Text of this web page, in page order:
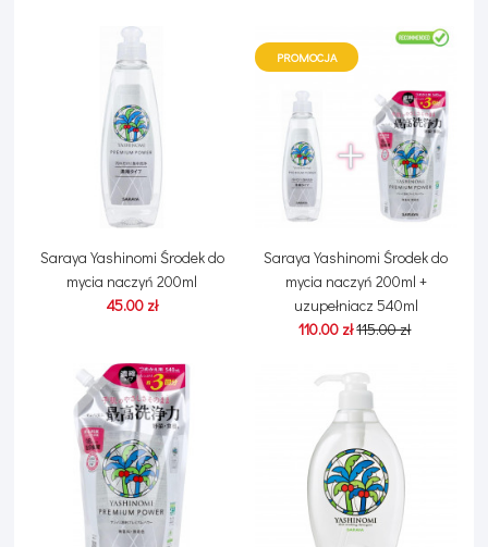
Saraya Yashinomi Środek do
mycia naczyń 200ml
45.00 zł
PROMOCJA
Saraya Yashinomi Środek do
mycia naczyń 200ml +
uzupełniacz 540ml
110.00 zł115.00 zł